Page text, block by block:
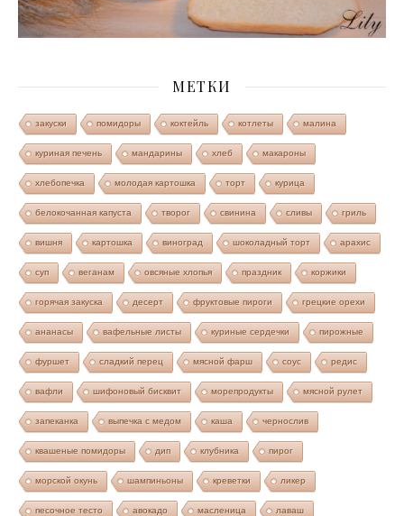
МЕТКИ
закуски помидоры коктейль котлеты малина
куриная печень мандарины хлеб макароны
хлебопечка молодая картошка торт курица
белокочанная капуста творог свинина сливы гриль
вишня картошка виноград шоколадный торт арахис
суп веганам овсяные хлопья праздник коржики
горячая закуска десерт фруктовые пироги грецкие орехи
ананасы вафельные листы куриные сердечки пирожные
фуршет сладкий перец мясной фарш соус редис
вафли шифоновый бисквит морепродукты мясной рулет
запеканка выпечка с медом каша чернослив
квашеные помидоры дип клубника пирог
морской окунь шампиньоны креветки ликер
песочное тесто авокадо масленица лаваш